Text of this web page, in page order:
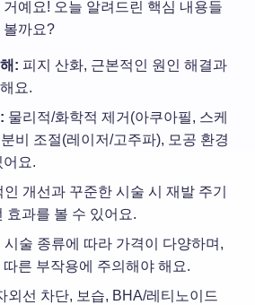
예요! 오늘 알려드린 핵심 내용들
볼까요?
: 피지 산화, 근본적인 원인 해결과
요.
물리적/화학적 제거(아쿠아필, 스케
비 조절(레이저/고주파), 모공 환경
어요.
인 개선과 꾸준한 시술 시 재발 주기
효과를 볼 수 있어요.
시술 종류에 따라 가격이 다양하며,
른 부작용에 주의해야 해요.
외선 차단, 보습, BHA/레티노이드